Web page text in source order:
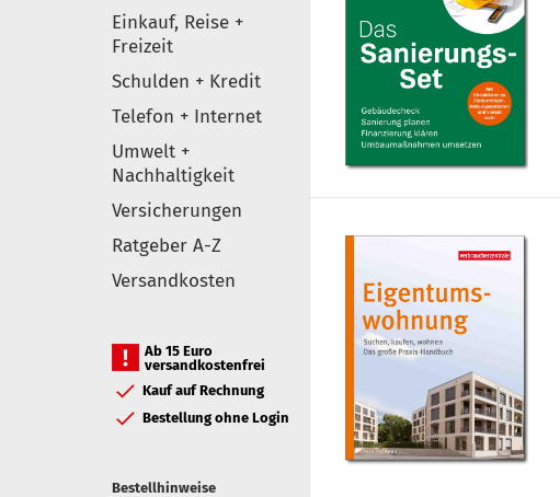
Einkauf, Reise +
Freizeit
Schulden + Kredit
Telefon + Internet
Umwelt +
Nachhaltigkeit
Versicherungen
Ratgeber A-Z
Versandkosten
Ab 15 Euro
versandkostenfrei
Kauf auf Rechnung
Bestellung ohne Login
Bestellhinweise